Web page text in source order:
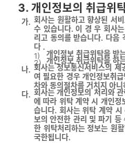
3. 개인정보의 취급위
가. 회사는 원활하고 향상된 서
수 있습니다. 이 경 우 회사
리고 동의를 받습니다. 다음
다 .
1)
개인정보 취급위탁을 받
2) 개인정보 취급위탁을 하
나. 회사는 정보통신서비스의
여 필요한 경우 개인정보취
차와 동의절차를 거치지 아
다. 회사는 개인정보의 처리와
에 따라 위탁 계약 시 개인정
습니다. 회사는 위탁 계약 시
보의 안전한 관리 및 파기 등
한 위탁처리하는 정보는 원
국한됩니다.